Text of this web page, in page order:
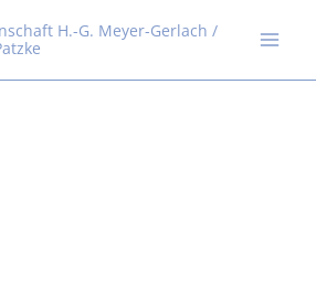
H.-G. Meyer-Gerlach /